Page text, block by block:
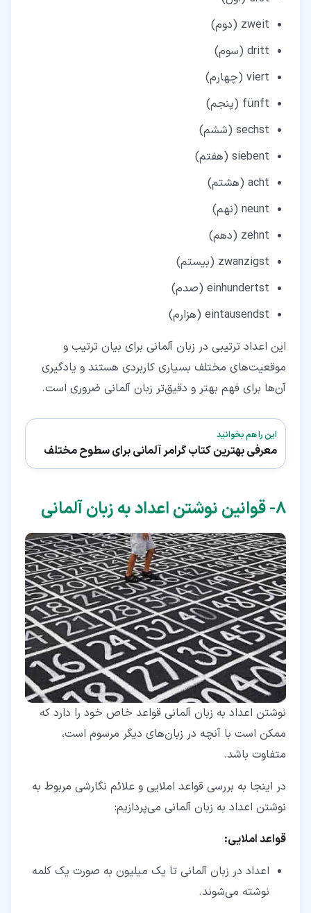
zweit (دوم)
dritt (سوم)
viert (چهارم)
fünft (پنجم)
sechst (ششم)
siebent (هفتم)
acht (هشتم)
neunt (نهم)
zehnt (دهم)
zwanzigst (بیستم)
einhundertst (صدم)
eintausendst (هزارم)
این اعداد ترتیبی در زبان آلمانی برای بیان ترتیب و
موقعیت‌های مختلف بسیاری کاربردی هستند و یادگیری
آن‌ها برای فهم بهتر و دقیق‌تر زبان آلمانی ضروری است.
این را هم بخوانید
معرفی بهترین کتاب گرامر آلمانی برای سطوح مختلف
۸‏- قوانین نوشتن اعداد به زبان آلمانی
نوشتن اعداد به زبان آلمانی قواعد خاص خود را دارد که
ممکن است با آنچه در زبان‌های دیگر مرسوم است،
متفاوت باشد.
در اینجا به بررسی قواعد املایی و علائم نگارشی مربوط به
نوشتن اعداد به زبان آلمانی می‌پردازیم:
قواعد املایی:
اعداد در زبان آلمانی تا یک میلیون به صورت یک کلمه
نوشته می‌شوند.